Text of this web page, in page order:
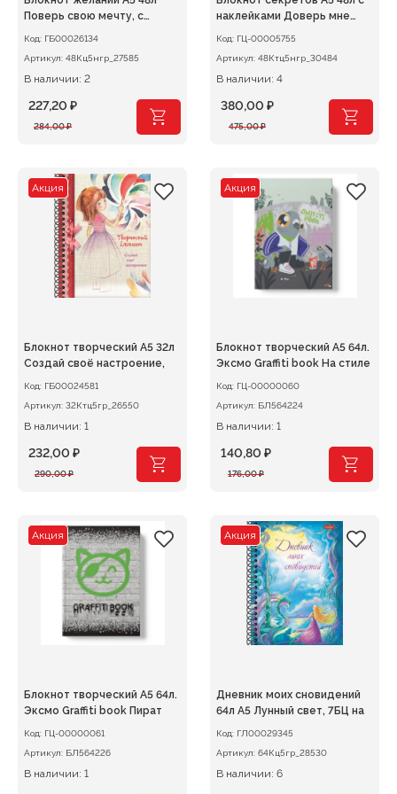
Поверь свою мечту, с
Код: ГБ00026134
Артикул: 48Кц5нгр_27585
В наличии: 2
284,00₽
Первоначальная
284,00 ₽.
227,20 ₽
Текущая
наклейками Доверь мне
Код: ГЦ-00005755
Артикул: 48Ктц5нгр_30484
В наличии: 4
475,00₽
Первоначальная
475,00 ₽.
380,00 ₽
Текущая
Акция
Блокнот творческий А5 32л
Создай своё настроение,
Код: ГБ00024581
Артикул: 32Ктц5гр_26550
В наличии: 1
290,00₽
Первоначальная
290,00 ₽.
232,00 ₽
Текущая
Акция
Блокнот творческий А5 64л.
Эксмо Graffiti book На стиле
Код: ГЦ-00000060
Артикул: БЛ564224
В наличии: 1
176,00₽
Первоначальная
176,00 ₽.
140,80 ₽
Текущая
Акция
Блокнот творческий А5 64л.
Эксмо Graffiti book Пират
Код: ГЦ-00000061
Артикул: БЛ564226
В наличии: 1
Акция
Дневник моих сновидений
64л А5 Лунный свет, 7БЦ на
Код: ГЛ00029345
Артикул: 64Кц5гр_28530
В наличии: 6